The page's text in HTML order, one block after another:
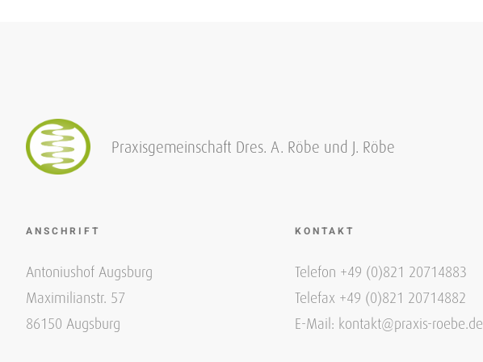
Praxisgemeinschaft Dres. A. Röbe und J. Röbe
ANSCHRIFT
Antoniushof Augsburg
Maximilianstr. 57
86150 Augsburg
KONTAKT
Telefon +49 (0)821 20714883
Telefax +49 (0)821 20714882
E-Mail: kontakt@praxis-roebe.de